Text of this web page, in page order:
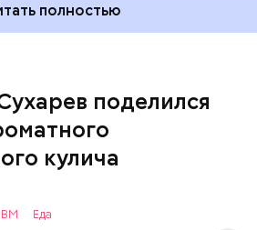
полностью
поделился
кулича
ВМ
Еда
не содержит дрожжей,
любят сидеть на диете,